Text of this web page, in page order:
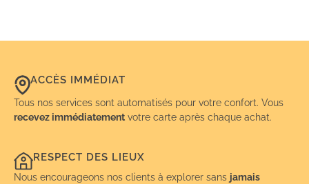
ACCÈS IMMÉDIAT
Tous nos services sont automatisés pour votre confort. Vous
recevez immédiatement votre carte après chaque achat.
RESPECT DES LIEUX
Nous encourageons nos clients à explorer sans jamais